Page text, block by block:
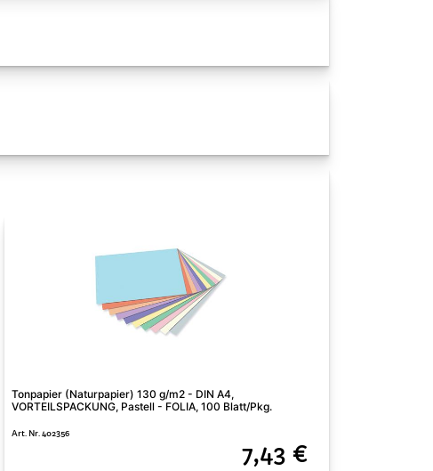
Tonpapier (Naturpapier) 130 g/m2 - DIN A4,
VORTEILSPACKUNG, Pastell - FOLIA, 100 Blatt/Pkg.
Art. Nr. 402356
7,43 €